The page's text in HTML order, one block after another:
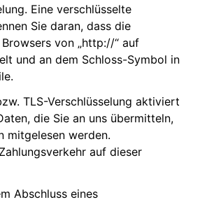
Eine verschlüsselte
Sie daran, dass die
von „http://“ auf
und an dem Schloss-Symbol in
TLS-Verschlüsselung aktiviert
die Sie an uns übermitteln,
mitgelesen werden.
auf dieser
Abschluss eines